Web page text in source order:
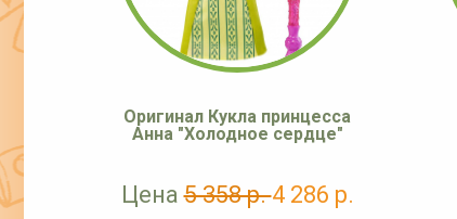
Оригинал Кукла принцесса
Анна "Холодное сердце"
Цена5 358 р.4 286 р.